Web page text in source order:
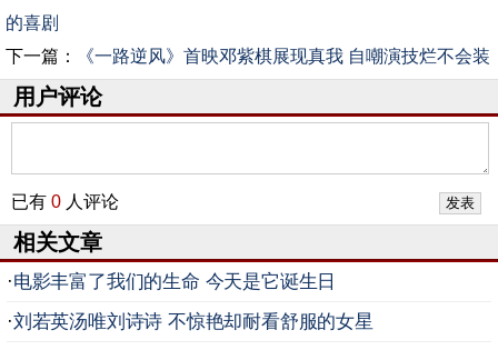
的喜剧
下一篇：
《一路逆风》首映邓紫棋展现真我 自嘲演技烂不会装
用户评论
已有 0 人评论
相关文章
·电影丰富了我们的生命 今天是它诞生日
·刘若英汤唯刘诗诗 不惊艳却耐看舒服的女星